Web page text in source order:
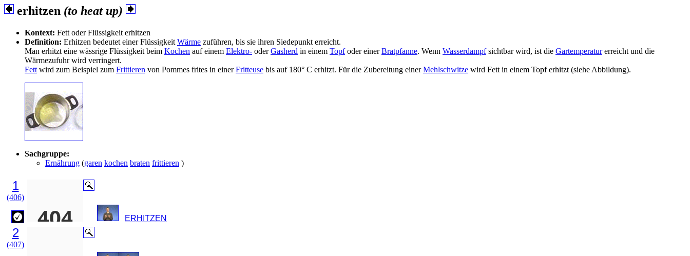
erhitzen (to heat up)
Kontext: Fett oder Flüssigkeit erhitzen
Definition: Erhitzen bedeutet einer Flüssigkeit Wärme zuführen, bis sie ihren Siedepunkt erreicht.
Man erhitzt eine wässrige Flüssigkeit beim Kochen auf einem Elektro- oderGasherd in einem Topfoder einerBratpfanne. Wenn Wasserdampfsichtbar wird, ist die Gartemperaturerreicht und die
Wärmezufuhr wird verringert.
Fett wird zum Beispiel zum Frittieren von Pommes frites in einerFritteuse bis auf 180° C erhitzt. Für die Zubereitung einerMehlschwitze wird Fett in einem Topf erhitzt (siehe Abbildung).
Sachgruppe:
Ernährung (garen kochen braten frittieren )
1
(406)
ERHITZEN
2
(407)